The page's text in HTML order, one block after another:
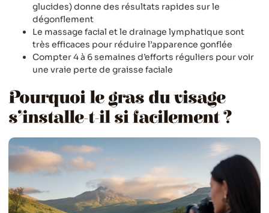
glucides) donne des résultats rapides sur le
dégonflement
Le massage facial et le drainage lymphatique sont
très efficaces pour réduire l’apparence gonflée
Compter 4 à 6 semaines d’efforts réguliers pour voir
une vraie perte de graisse faciale
Pourquoi le gras du visage
s’installe-t-il si facilement ?